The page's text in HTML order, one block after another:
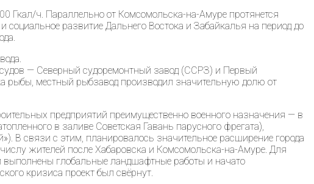
Гкал/ч. Параллельно от Комсомольска-на-Амуре протянется
развитие Дальнего Востока и Забайкалья на период до
судов — Северный судоремонтный завод (ССРЗ) и Первый
местный рыбзавод производил значительную долю от
предприятий преимущественно военного назначения — в
в заливе Советская Гавань парусного фрегата),
В связи с этим, планировалось значительное расширение города
жителей после Хабаровска и Комсомольска-на-Амуре. Для
выполнены глобальные ландшафтные работы и начато
кризиса проект был свёрнут.